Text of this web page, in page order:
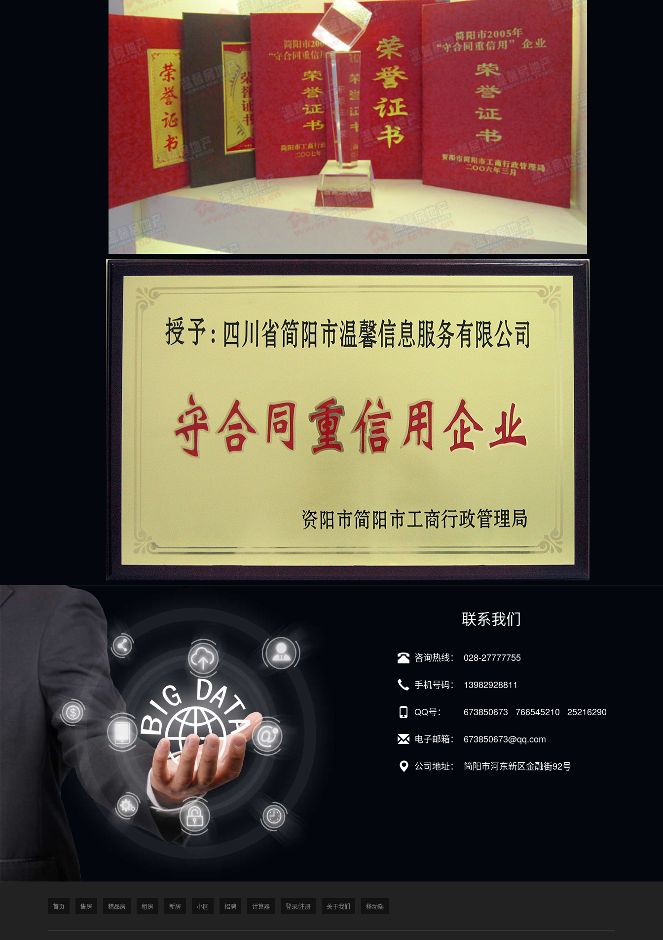
联系我们
咨询热线： 028-27777755
手机号码： 13982928811
QQ号： 673850673 766545210 25216290
电子邮箱： 673850673@qq.com
公司地址： 简阳市河东新区金融街92号
首页 售房 精品房 租房 新房 小区 招聘 计算器 登录/注册 关于我们 移动端